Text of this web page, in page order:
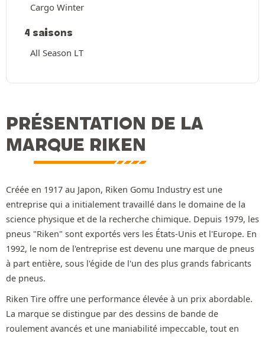
Cargo Winter
4 saisons
All Season LT
PRÉSENTATION DE LA
MARQUE RIKEN
Créée en 1917 au Japon, Riken Gomu Industry est une
entreprise qui a initialement travaillé dans le domaine de la
science physique et de la recherche chimique. Depuis 1979, les
pneus "Riken" sont exportés vers les États-Unis et l'Europe. En
1992, le nom de l'entreprise est devenu une marque de pneus
à part entière, sous l'égide de l'un des plus grands fabricants
de pneus.
Riken Tire offre une performance élevée à un prix abordable.
La marque se distingue par des dessins de bande de
roulement avancés et une maniabilité impeccable, tout en